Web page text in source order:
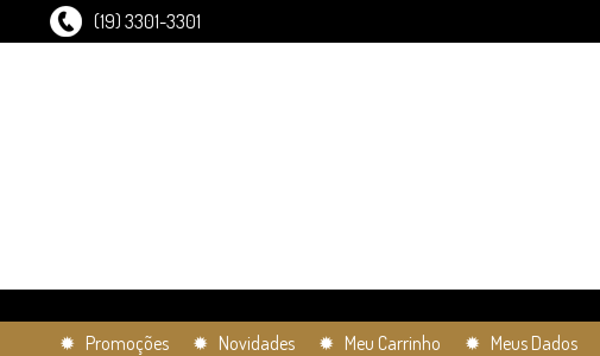
(19) 3301-3301
✹ Promoções ✹ Novidades ✹ Meu Carrinho ✹ Meus Dados